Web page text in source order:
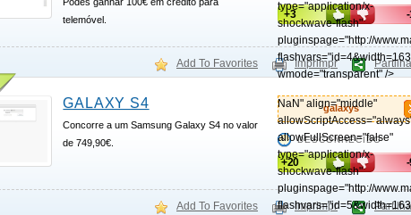
type="application/x-
shockwave-flash"
pluginspage="http://
wmode="transparent" />
+3
telemóvel.
Add To Favorites Imprimpr
galaxys
NaN" align="middle"
allowFullScreen="false"
type="application/x-
shockwave-flash"
pluginspage="http://
DESCONHECIDO
+20
GALAXY S4
Concorre a um Samsung Galaxy S4 no valor
de 749,90€.
Add To Favorites Imprimpr